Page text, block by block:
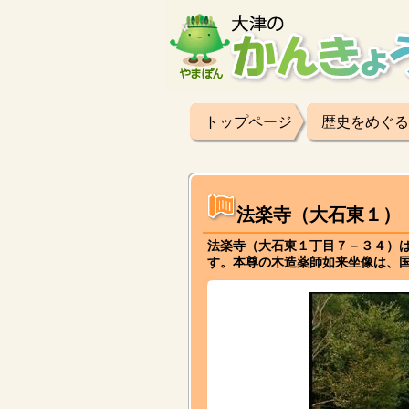
トップページ 歴史をめぐ
法楽寺（大石東１）
法楽寺（大石東１丁目７－３４）
す。本尊の木造薬師如来坐像は、